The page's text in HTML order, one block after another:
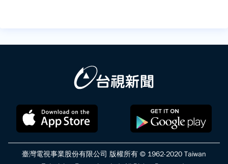
臺灣電視事業股份有限公司 版權所有 © 1962-2020 Taiwan